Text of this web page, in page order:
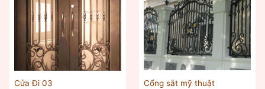
Cửa Đi 03 Cổng sắt mỹ thuật